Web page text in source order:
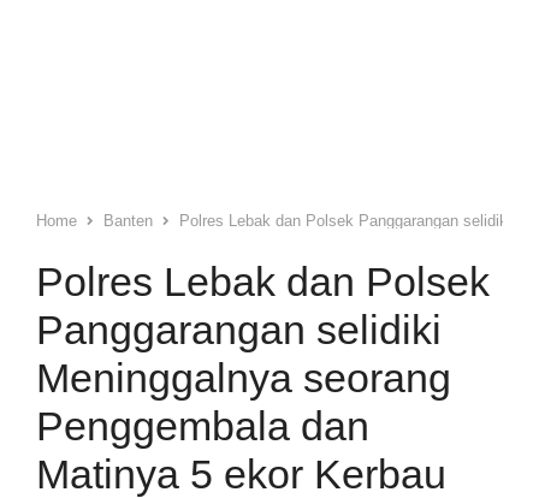
Home Banten Polres Lebak dan Polsek Panggarangan selidiki
Polres Lebak dan Polsek
Panggarangan selidiki
Meninggalnya seorang
Penggembala dan
Matinya 5 ekor Kerbau